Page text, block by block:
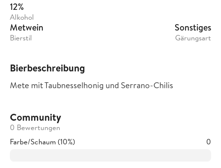
12%
Alkohol
Metwein
Bierstil
Sonstiges
Gärungsart
Bierbeschreibung
Mete mit Taubnesselhonig und Serrano-Chilis
Community
0 Bewertungen
Farbe/Schaum (10%)
0